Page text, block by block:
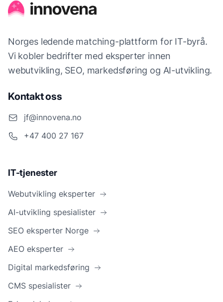
Norges ledende matching-plattform for IT-byrå.
Vi kobler bedrifter med eksperter innen
webutvikling, SEO, markedsføring og AI-utvikling.
Kontakt oss
jf@innovena.no
+47 400 27 167
IT-tjenester
Webutvikling eksperter
AI-utvikling spesialister
SEO eksperter Norge
AEO eksperter
Digital markedsføring
CMS spesialister